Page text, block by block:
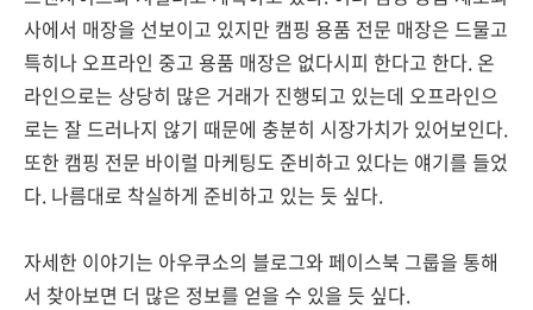
사에서 매장을 선보이고 있지만 캠핑 용품 전문 매장은 드물고
특히나 오프라인 중고 용품 매장은 없다시피 한다고 한다. 온
라인으로는 상당히 많은 거래가 진행되고 있는데 오프라인으
로는 잘 드러나지 않기 때문에 충분히 시장가치가 있어보인다.
또한 캠핑 전문 바이럴 마케팅도 준비하고 있다는 얘기를 들었
다. 나름대로 착실하게 준비하고 있는 듯 싶다.
자세한 이야기는 아우쿠소의 블로그와 페이스북 그룹을 통해
서 찾아보면 더 많은 정보를 얻을 수 있을 듯 싶다.